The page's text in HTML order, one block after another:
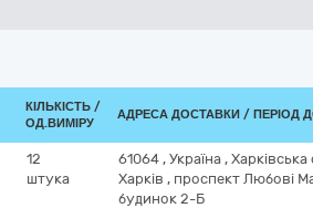
КІЛЬКІСТЬ /
ОД.ВИМІРУ
АДРЕСА ДОСТАВКИ / ПЕРІОД
12
штука
61064 , Україна , Харківська
Харків , проспект Любові
будинок 2-Б